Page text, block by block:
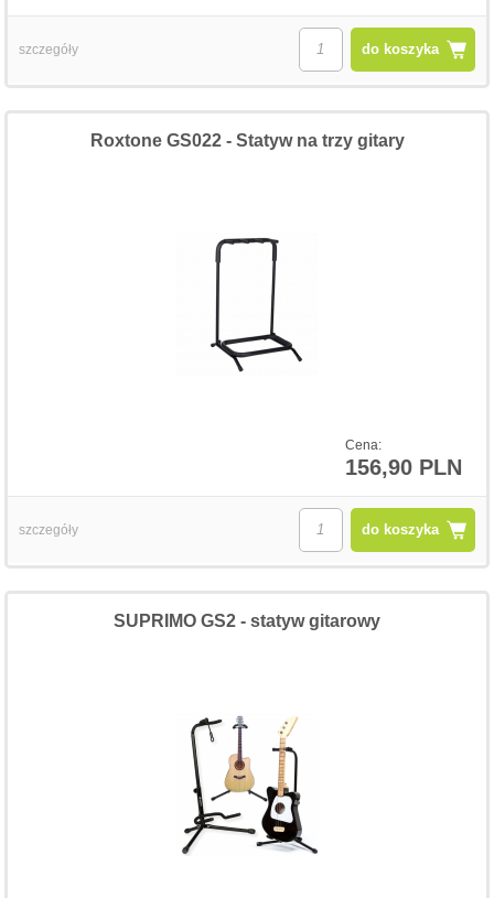
do koszyka
szczegóły
Cena:
156,90 PLN
Roxtone GS022 - Statyw na trzy gitary
do koszyka
szczegóły
SUPRIMO GS2 - statyw gitarowy